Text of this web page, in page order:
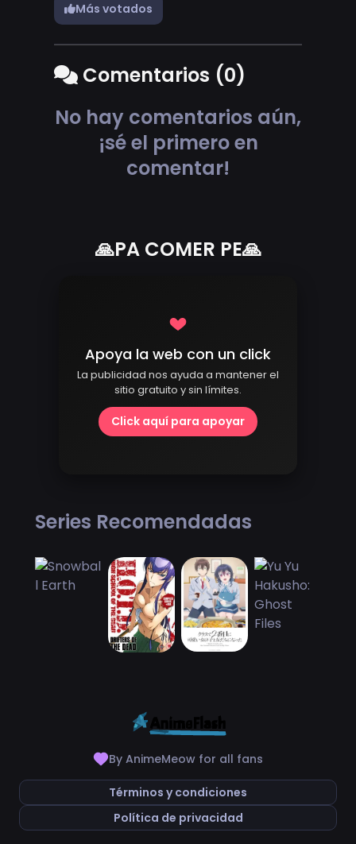
Más votados
Comentarios (0)
No hay comentarios aún,
¡sé el primero en
comentar!
🙏PA COMER PE🙏
Apoya la web con un click
La publicidad nos ayuda a mantener el
sitio gratuito y sin límites.
Click aquí para apoyar
Series Recomendadas
By AnimeMeow for all fans
Términos y condiciones
Política de privacidad